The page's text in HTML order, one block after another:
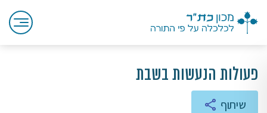
פעולות הנעשות בשבת
שיתוף